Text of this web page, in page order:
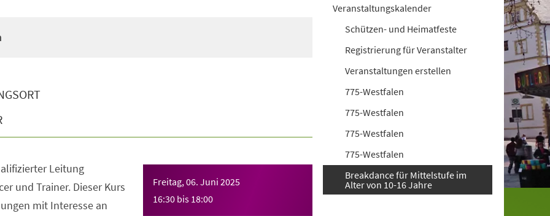
Freitag, 06. Juni 2025
16:30 bis 18:00
Leitung
und Trainer. Dieser Kurs
mit Interesse an
Veranstaltungskalender
Schützen- und Heimatfeste
Registrierung für Veranstalter
Veranstaltungen erstellen
775-Westfalen
775-Westfalen
775-Westfalen
775-Westfalen
Breakdance für Mittelstufe im
Alter von 10-16 Jahre